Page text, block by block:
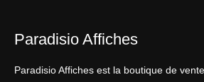
Paradisio Affiches
Paradisio Affiches est la boutique de